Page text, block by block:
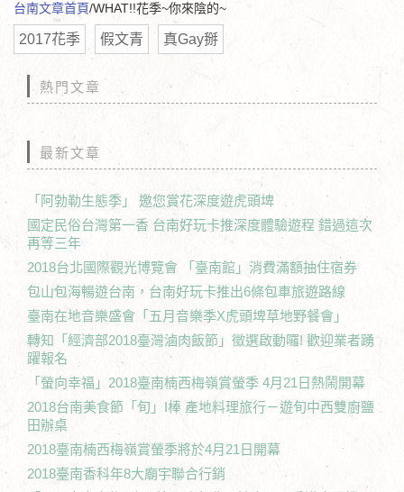
台南文章首頁/WHAT!!花季~你來陰的~
2017花季 假文青 真Gay掰
熱門文章
最新文章
「阿勃勒生態季」 邀您賞花深度遊虎頭埤
國定民俗台灣第一香 台南好玩卡推深度體驗遊程 錯過這次
再等三年
2018台北國際觀光博覽會 「臺南館」消費滿額抽住宿券
包山包海暢遊台南，台南好玩卡推出6條包車旅遊路線
臺南在地音樂盛會「五月音樂季X虎頭埤草地野餐會」
轉知「經濟部2018臺灣滷肉飯節」徵選啟動囉! 歡迎業者踴
躍報名
「螢向幸福」2018臺南楠西梅嶺賞螢季 4月21日熱鬧開幕
2018台南美食節「旬」I棒 產地料理旅行－遊旬中西雙廚鹽
田辦桌
2018臺南楠西梅嶺賞螢季將於4月21日開幕
2018臺南香科年8大廟宇聯合行銷